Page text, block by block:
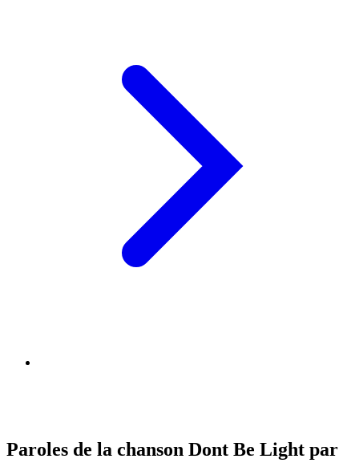
Paroles de la chanson Dont Be Light par